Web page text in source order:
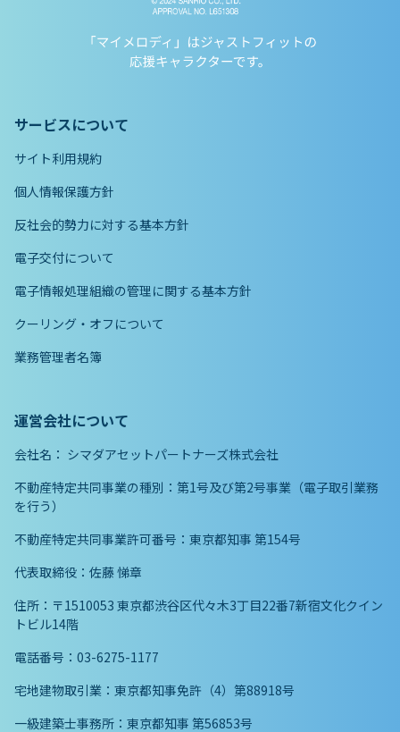
サービスについて
サイト利用規約
個人情報保護方針
反社会的勢力に対する基本方針
電子交付について
電子情報処理組織の管理に関する基本方針
クーリング・オフについて
業務管理者名簿
運営会社について
会社名： シマダアセットパートナーズ株式会社
不動産特定共同事業の種別：第1号及び第2号事業（電子取引業務
を行う）
不動産特定共同事業許可番号：東京都知事 第154号
代表取締役：佐藤 悌章
住所：〒1510053 東京都渋谷区代々木3丁目22番7新宿文化クイン
トビル14階
電話番号：03-6275-1177
宅地建物取引業：東京都知事免許（4）第88918号
一級建築士事務所：東京都知事 第56853号